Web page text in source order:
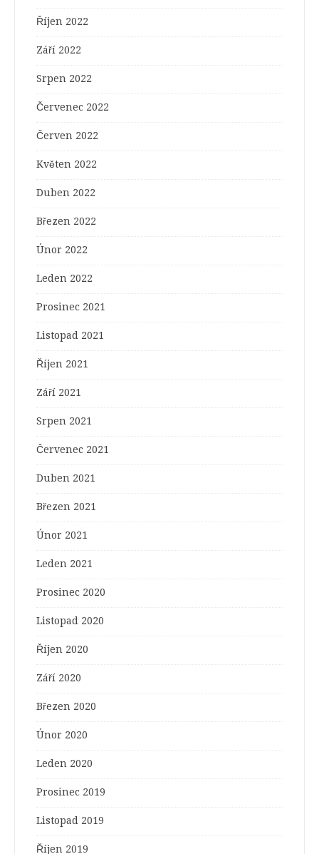
Říjen 2022
Září 2022
Srpen 2022
Červenec 2022
Červen 2022
Květen 2022
Duben 2022
Březen 2022
Únor 2022
Leden 2022
Prosinec 2021
Listopad 2021
Říjen 2021
Září 2021
Srpen 2021
Červenec 2021
Duben 2021
Březen 2021
Únor 2021
Leden 2021
Prosinec 2020
Listopad 2020
Říjen 2020
Září 2020
Březen 2020
Únor 2020
Leden 2020
Prosinec 2019
Listopad 2019
Říjen 2019